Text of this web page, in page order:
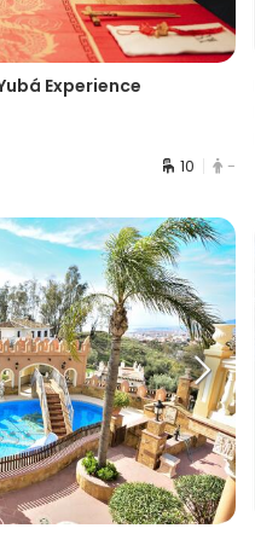
Experience
10 -